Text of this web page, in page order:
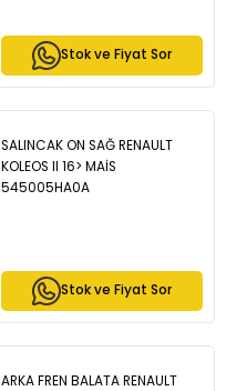
Stok ve Fiyat Sor
SALINCAK ON SAĞ RENAULT
KOLEOS II 16> MAİS
545005HA0A
Stok ve Fiyat Sor
ARKA FREN BALATA RENAULT